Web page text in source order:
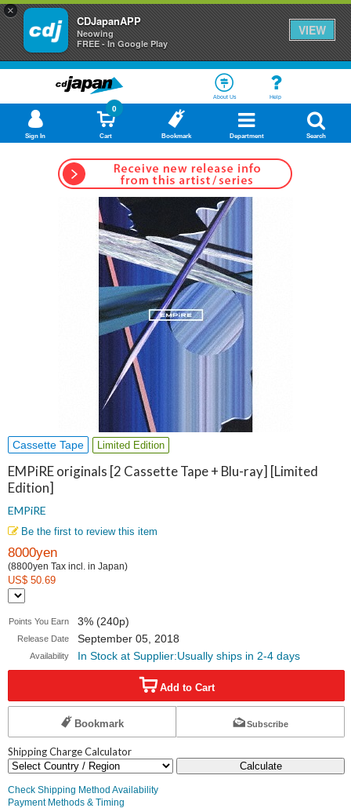
×
CDJapanAPP
Neowing
FREE - In Google Play
VIEW
About Us Help
Sign In Cart
0
Bookmark Department Search
Cassette Tape Limited Edition
EMPiRE originals [2 Cassette Tape + Blu-ray] [Limited
Edition]
EMPiRE
Be the first to review this item
8000yen
(8800yen Tax incl. in Japan)
US$ 50.69
Points You Earn 3% (240p)
Release Date September 05, 2018
Availability In Stock at Supplier:Usually ships in 2-4 days
Add to Cart
Bookmark Subscribe
Shipping Charge Calculator
Calculate
Check Shipping Method Availability
Payment Methods & Timing